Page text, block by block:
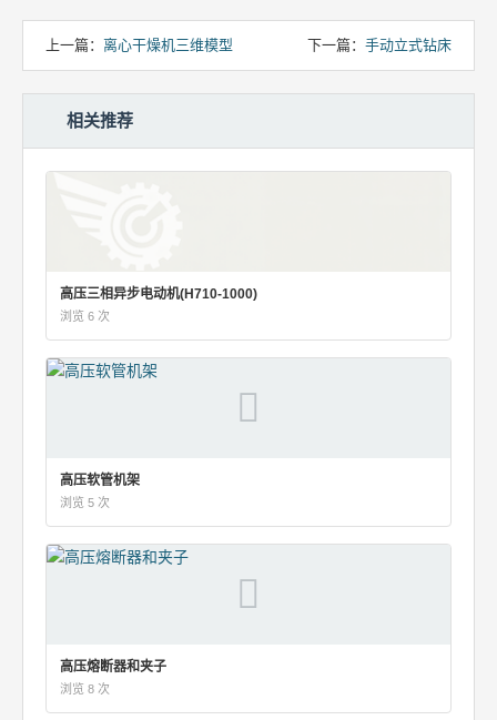
上一篇： 离心干燥机三维模型 下一篇： 手动立式钻床
相关推荐
高压三相异步电动机(H710-1000)
浏览 6 次
高压软管机架
浏览 5 次
高压熔断器和夹子
浏览 8 次